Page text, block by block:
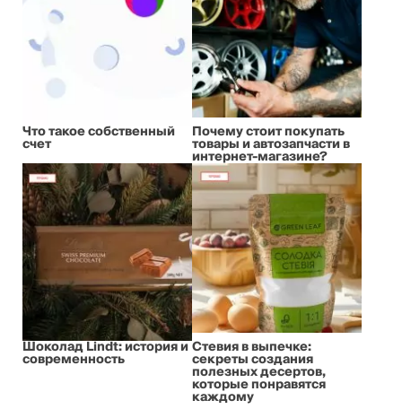
Что такое собственный
счет
Почему стоит покупать
товары и автозапчасти в
интернет-магазине?
Шоколад Lindt: история и
современность
Стевия в выпечке:
секреты создания
полезных десертов,
которые понравятся
каждому